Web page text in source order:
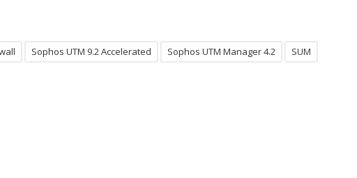
Sophos UTM 9.2 Accelerated Sophos UTM Manager 4.2
SUM